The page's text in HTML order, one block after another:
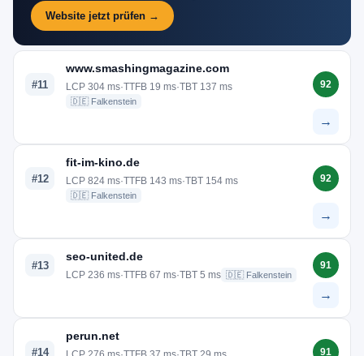
Website jetzt prüfen →
#11
www.smashingmagazine.com
LCP 304 ms·TTFB 19 ms·TBT 137 ms
🇩🇪 Falkenstein
92
→
#12
fit-im-kino.de
LCP 824 ms·TTFB 143 ms·TBT 154 ms
🇩🇪 Falkenstein
92
→
#13
seo-united.de
LCP 236 ms·TTFB 67 ms·TBT 5 ms 🇩🇪 Falkenstein
91
→
#14
perun.net
91